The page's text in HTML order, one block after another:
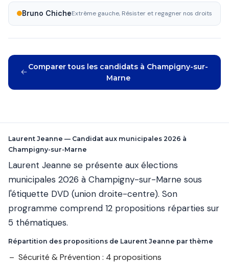
Bruno ChicheExtrême gauche, Résister et regagner nos droits
Comparer tous les candidats à Champigny-sur-
Marne
Laurent Jeanne — Candidat aux municipales 2026 à
Champigny-sur-Marne
Laurent Jeanne se présente aux élections
municipales 2026 à Champigny-sur-Marne sous
l'étiquette DVD (union droite-centre). Son
programme comprend 12 propositions réparties sur
5 thématiques.
Répartition des propositions de Laurent Jeanne par thème
Sécurité & Prévention : 4 propositions